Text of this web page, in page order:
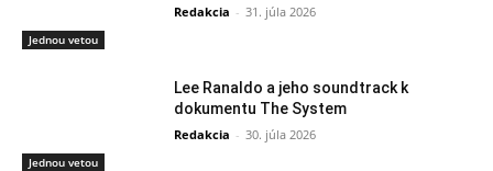
Jednou vetou
Redakcia - 31. júla 2026
Jednou vetou
Lee Ranaldo a jeho soundtrack k
dokumentu The System
Redakcia - 30. júla 2026